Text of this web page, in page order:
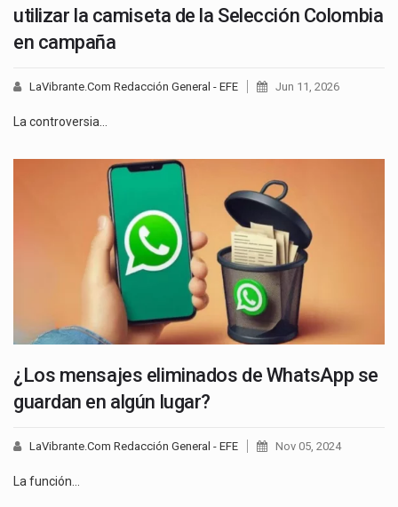
utilizar la camiseta de la Selección Colombia
en campaña
LaVibrante.Com Redacción General - EFE Jun 11, 2026
La controversia…
¿Los mensajes eliminados de WhatsApp se
guardan en algún lugar?
LaVibrante.Com Redacción General - EFE Nov 05, 2024
La función…